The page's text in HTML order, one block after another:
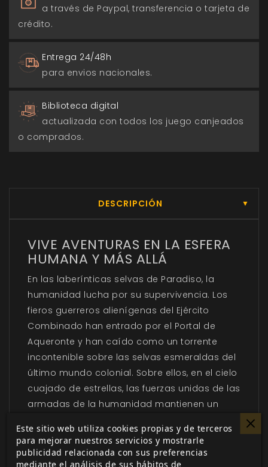
a través de Paypal, transferencia o tarjeta de
crédito.
Entrega 24/48h
para envios nacionales.
Biblioteca digital
actualizada con todos los juego canjeados
o comprados.
DESCRIPCIÓN ▼
VIVE AVENTURAS EN LA ESFERA
HUMANA Y MÁS ALLÁ
En las laberínticas selvas de Paradiso, la
humanidad lucha por su supervivencia. Los
fieros guerreros alienígenas del Ejército
Combinado han entrado por el Portal de
Aqueronte y han caído como un torrente
incontenible sobre las selvas esmeraldas del
último mundo colonial. Sobre ellos, en el cielo
cuajado de estrellas, las fuerzas unidas de las
armadas de la humanidad mantienen un
interminable horda de refuerzos alienígenas.
Y puede que todo esté perdido si alguna de
Este sitio web utiliza cookies propias y de terceros
para mejorar nuestros servicios y mostrarle
publicidad relacionada con sus preferencias
mediante el análisis de sus hábitos de